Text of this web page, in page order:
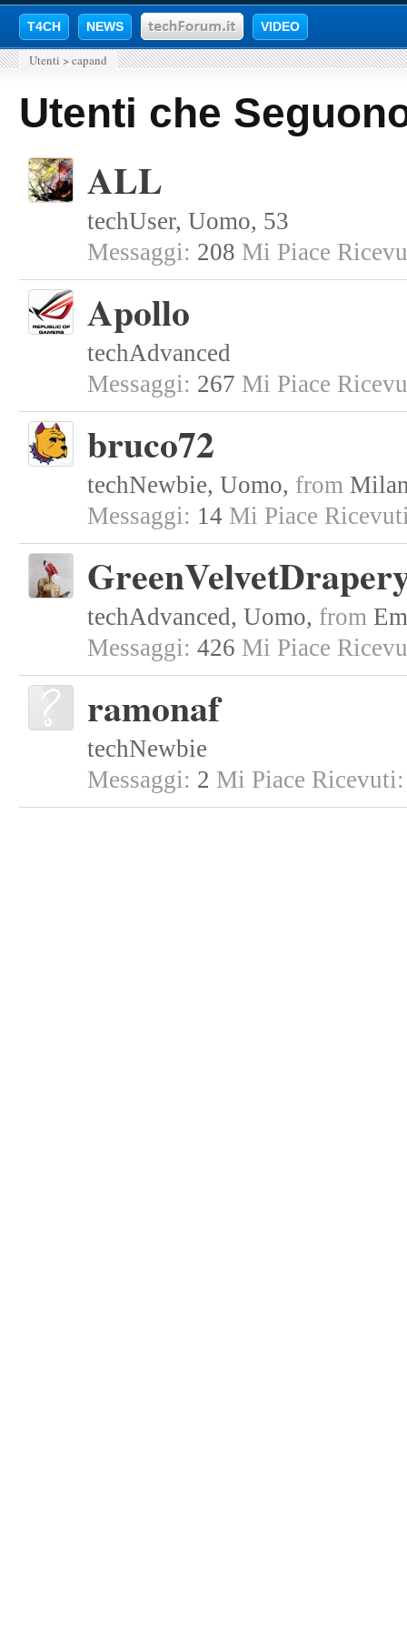
T4CH NEWS VIDEO
Utenti > capand
Utenti che
ALL
techUser, Uomo, 53
Messaggi: 208 Mi Piace
Apollo
techAdvanced
Messaggi: 267 Mi Piace
bruco72
techNewbie, Uomo, from
Messaggi: 14 Mi Piace
techAdvanced, Uomo, from
Messaggi: 426 Mi Piace
ramonaf
techNewbie
Messaggi: 2 Mi Piace Ricevuti: